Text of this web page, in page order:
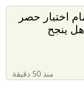
اختبار حصر
ينجح
منذ 50 دقيقة